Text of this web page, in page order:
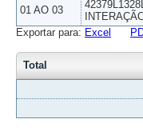
01 AO 03
Exportar para: Excel
Total